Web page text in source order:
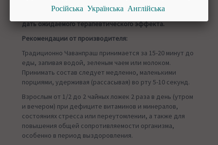
обязательном порядке должен назначать специалист.
Самостоятельный неконтролируемый прием может не
дать ожидаемого терапевтического эффекта.
Рекомендации от производителя:
Традиционно Чаванпраш принимается за 15-20 минут до
еды, запивая водой, зеленым чаем или молоком.
Принимать состав следует медленно, маленькими
порциями, удерживая (рассасывая) во рту 5-10 секунд.
Взрослым от 1/2 до 2 чайных ложек 2 раза в день (утром
и вечером) при дефиците витаминов и минералов,
состояниях стресса или переутомлении, а также для
повышения общей сопротивляемости организма,
особенно в период выздоровления.
Російська Українська Англійська